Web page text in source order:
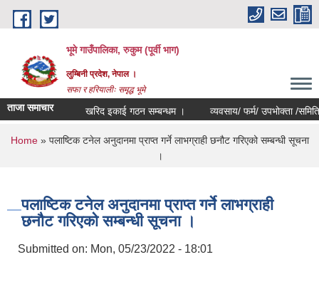
Skip to main content
भूमे गाउँपालिका, रुकुम (पूर्वी भाग)
लुम्बिनी प्रदेश, नेपाल ।
सफा र हरियालीः समृद्ध भूमे
ताजा समाचार खरिद इकाई गठन सम्बन्धम । व्यवसाय/ फर्म/ उपभोक्ता /समिति/
You are here
Home» पलाष्टिक टनेल अनुदानमा प्राप्त गर्ने लाभग्राही छनौट गरिएको सम्बन्धी सूचना
।
पलाष्टिक टनेल अनुदानमा प्राप्त गर्ने लाभग्राही
छनौट गरिएको सम्बन्धी सूचना ।
Submitted on: Mon, 05/23/2022 - 18:01